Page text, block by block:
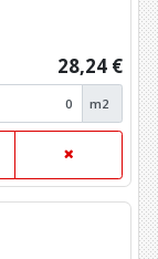
28,24 €
m2